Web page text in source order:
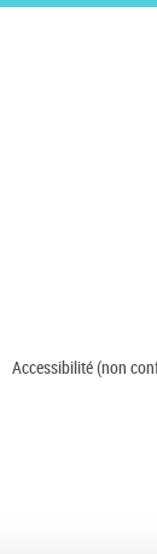
Accessibilité (non